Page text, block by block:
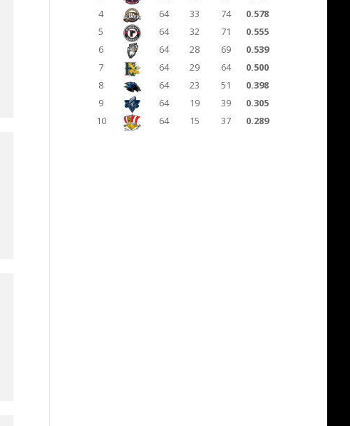
4
64 33 74
0.578
5
64 32 71
0.555
6
64 28 69
0.539
7
64 29 64
0.500
8
64 23 51
0.398
9
64 19 39
0.305
10
64 15 37 0.289